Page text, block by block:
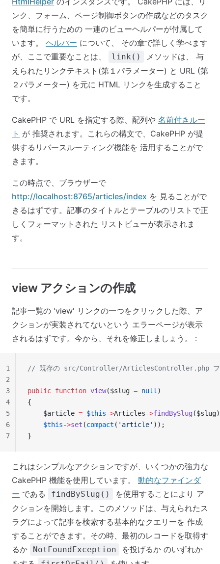
ンク、フォーム、ページ制御ボタンの作成などのタスク
を簡単に行うための 一連のビューヘルパーが付属して
います。 ヘルパー について、 その章で詳しく学べます
が、ここで重要なことは、
link()
メソッドは、 与
えられたリンクテキスト(第１パラメーター) と URL (第
２パラメーター) を元に HTML リンクを生成すること
です。
CakePHP で URL を指定する際、配列や 名前付きルー
ト が 推奨されます。これらの構文で、CakePHP が提
供するリバースルーティング機能を 活用することがで
きます。
この時点で、ブラウザーで
http://localhost:8765/articles/index を 見ることがで
きるはずです。記事のタイトルとテーブルのリストで正
しくフォーマットされた リストビューが表示されま
す。
view アクションの作成
記事一覧の 'view' リンクの一つをクリックした際、ア
クションが実装されてないという エラーページが表示
されるはずです。今から、それを修正しましょう。 :
// 既存の src/Controller/ArticlesController.php フ
public function view($slug = null )
{
    $article
= $this->Articles->findBySlug ($slug)
    $this
->set (compact ( 'article' ));
}
1
2
3
4
5
6
7
これはシンプルなアクションですが、いくつかの強力な
CakePHP 機能を使用しています。 動的なファインダ
ー である findBySlug()
を使用することにより ア
クションを開始します。このメソッドは、与えられたス
ラグによって記事を検索する基本的なクエリーを 作成
することができます。その時、最初のレコードを取得す
るか
NotFoundException
を投げるか のいずれか